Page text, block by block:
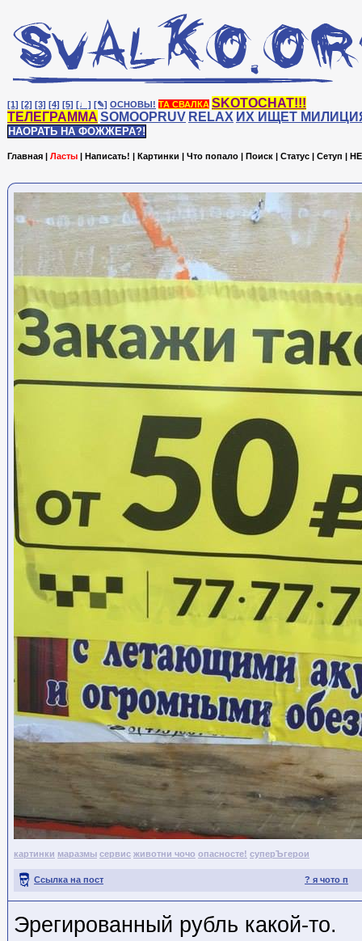
[1] [2] [3] [4] [5] [♩] [✎] ОСНОВЫ! ТА СВАЛКА SKOTOCHAT!!!
ТЕЛЕГРАММА SOMOOPRUV RELAX ИХ ИЩЕТ
НАОРАТЬ НА ФОЖЖЕРА?!
Главная | Ласты | Написать! | Картинки | Что попало | Поиск | Статус | Сетуп |
картинки маразмы сервис животни чочо опасносте! суперЪгерои
? я чото п
Ссылка на пост
Эрегированный рубль какой-то.